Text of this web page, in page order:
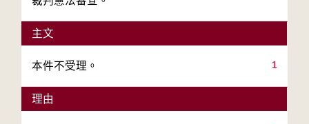
主文
1
本件不受理。
理由